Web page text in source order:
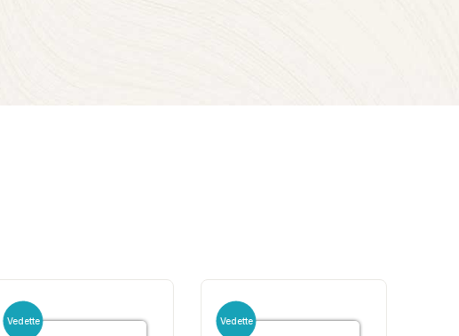
Vedette Vedette